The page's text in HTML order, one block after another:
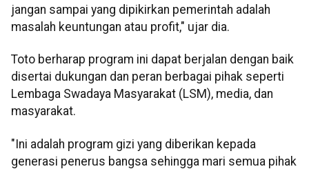
jangan sampai yang dipikirkan pemerintah adalah
masalah keuntungan atau profit," ujar dia.
Toto berharap program ini dapat berjalan dengan baik
disertai dukungan dan peran berbagai pihak seperti
Lembaga Swadaya Masyarakat (LSM), media, dan
masyarakat.
"Ini adalah program gizi yang diberikan kepada
generasi penerus bangsa sehingga mari semua pihak